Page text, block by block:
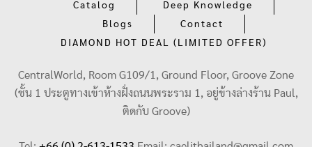
Catalog
Deep Knowledge
Blogs
Contact
DIAMOND HOT DEAL (LIMITED OFFER)
CentralWorld, Room G109/1, Ground Floor, Groove Zone
(ชั้น 1 ประตูทางเข้าห้างฝั่งถนนพระราม 1, อยู่ข้างล่างร้าน Paul,
ติดกับ Groove)